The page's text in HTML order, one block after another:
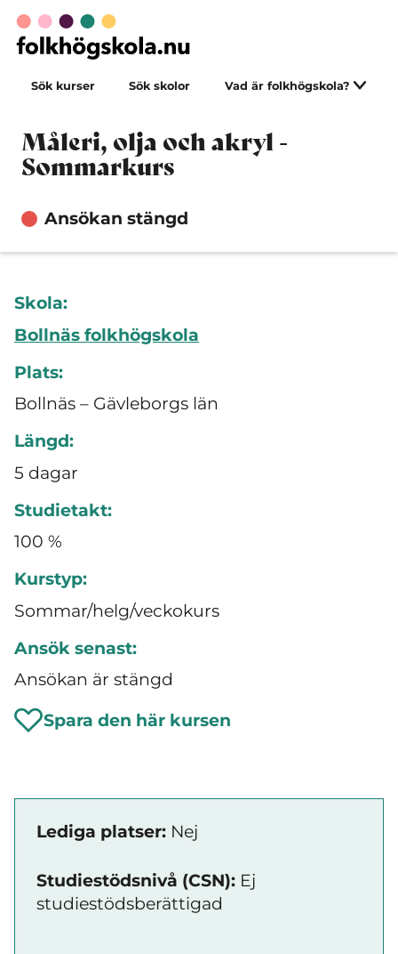
Sök kurser Sök skolor Vad är folkhögskola?
Måleri, olja och akryl -
Sommarkurs
Ansökan stängd
Skola:
Bollnäs folkhögskola
Plats:
Bollnäs – Gävleborgs län
Längd:
5 dagar
Studietakt:
100 %
Kurstyp:
Sommar/helg/veckokurs
Ansök senast:
Ansökan är stängd
Spara den här kursen
Lediga platser: Nej
Studiestödsnivå (CSN): Ej
studiestödsberättigad